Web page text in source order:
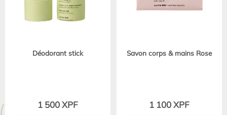
Déodorant stick
1 500 XPF
Savon corps & mains Rose
1 100 XPF